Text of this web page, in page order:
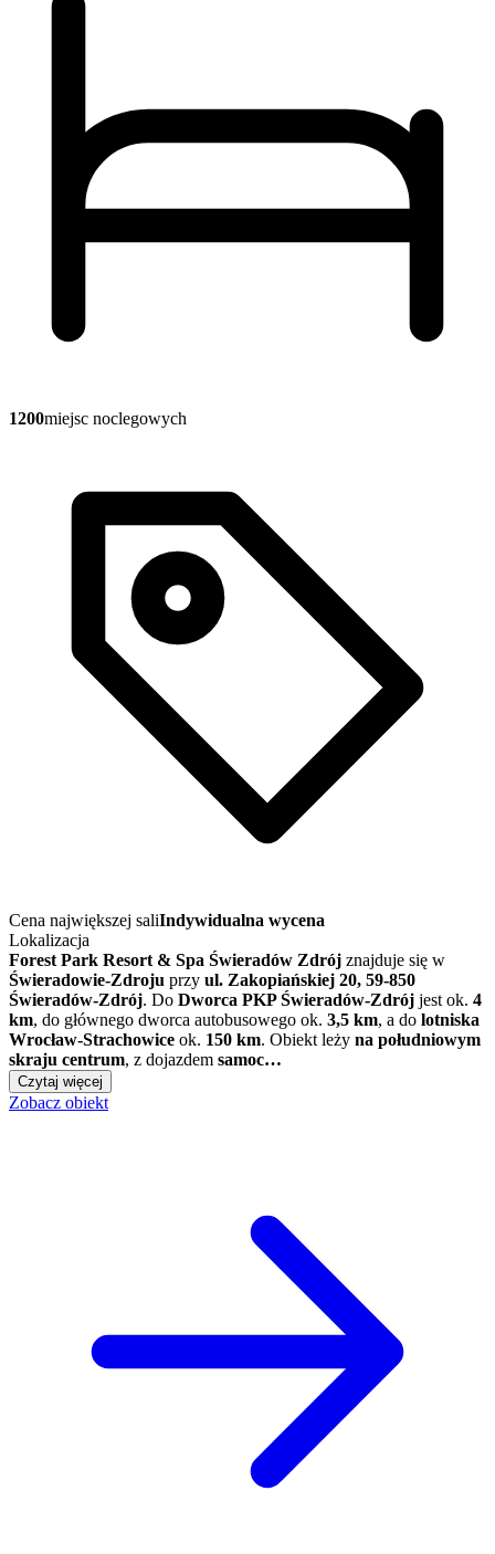
1200miejsc noclegowych
Cena największej saliIndywidualna wycena
Lokalizacja
Forest Park Resort & Spa Świeradów Zdrój znajduje się w
Świeradowie-Zdroju przy ul. Zakopiańskiej 20, 59-850
Świeradów-Zdrój. Do Dworca PKP Świeradów-Zdrój jest ok. 4
km, do głównego dworca autobusowego ok. 3,5 km, a do lotniska
Wrocław-Strachowice ok. 150 km. Obiekt leży na południowym
skraju centrum, z dojazdem samoc…
Czytaj więcej
Zobacz obiekt